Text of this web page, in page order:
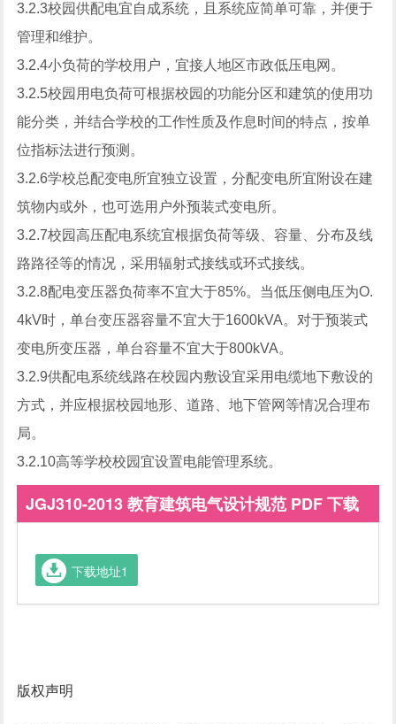
3.2.3校园供配电宜自成系统，且系统应简单可靠，并便于
管理和维护。
3.2.4小负荷的学校用户，宜接人地区市政低压电网。
3.2.5校园用电负荷可根据校园的功能分区和建筑的使用功
能分类，并结合学校的工作性质及作息时间的特点，按单
位指标法进行预测。
3.2.6学校总配变电所宜独立设置，分配变电所宜附设在建
筑物内或外，也可选用户外预装式变电所。
3.2.7校园高压配电系统宜根据负荷等级、容量、分布及线
路路径等的情况，采用辐射式接线或环式接线。
3.2.8配电变压器负荷率不宜大于85%。当低压侧电压为O.
4kV时，单台变压器容量不宜大于1600kVA。对于预装式
变电所变压器，单台容量不宜大于800kVA。
3.2.9供配电系统线路在校园内敷设宜采用电缆地下敷设的
方式，并应根据校园地形、道路、地下管网等情况合理布
局。
3.2.10高等学校校园宜设置电能管理系统。
JGJ310-2013 教育建筑电气设计规范 PDF 下载
下载地址1
版权声明